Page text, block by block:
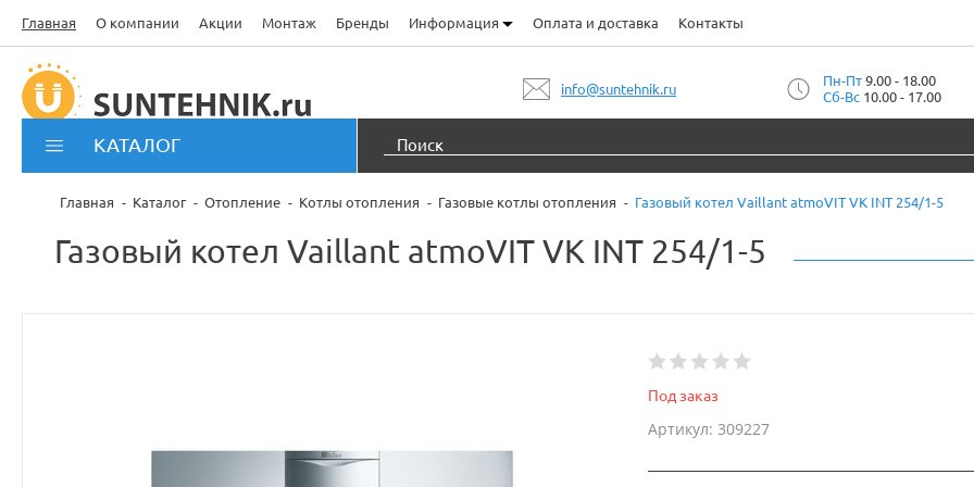
Главная О компании Акции Монтаж Бренды Информация Оплата и доставка Контакты
info@suntehnik.ru Пн-Пт9.00 - 18.00
Сб-Вс10.00 - 17.00
КАТАЛОГ
Главная Каталог Отопление Котлы отопления Газовые котлы отопления Газовый котел Vaillant atmoVIT VK INT 254/1-5
Газовый котел Vaillant atmoVIT VK INT 254/1-5
Под заказ
Артикул: 309227